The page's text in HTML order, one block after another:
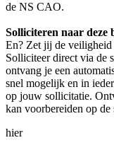
de NS CAO.
Solliciteren naar deze
En? Zet jij de veiligheid
Solliciteer direct via de
ontvang je een
snel mogelijk en in
op jouw sollicitatie.
kan voorbereiden op
hier